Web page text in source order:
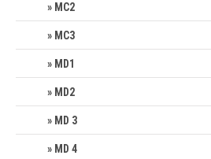
MC2
MC3
MD1
MD2
MD 3
MD 4